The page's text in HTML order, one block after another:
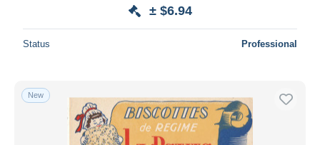
± $6.94
Status Professional
New